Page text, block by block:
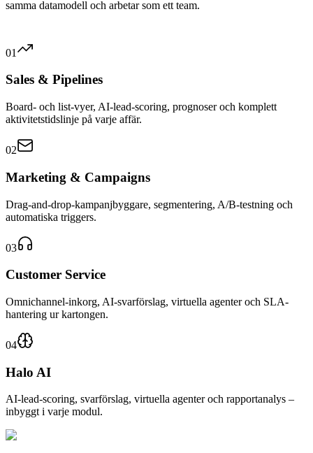
samma datamodell och arbetar som ett team.
01
Sales & Pipelines
Board- och list-vyer, AI-lead-scoring, prognoser och komplett
aktivitetstidslinje på varje affär.
02
Marketing & Campaigns
Drag-and-drop-kampanjbyggare, segmentering, A/B-testning och
automatiska triggers.
03
Customer Service
Omnichannel-inkorg, AI-svarförslag, virtuella agenter och SLA-
hantering ur kartongen.
04
Halo AI
AI-lead-scoring, svarförslag, virtuella agenter och rapportanalys –
inbyggt i varje modul.